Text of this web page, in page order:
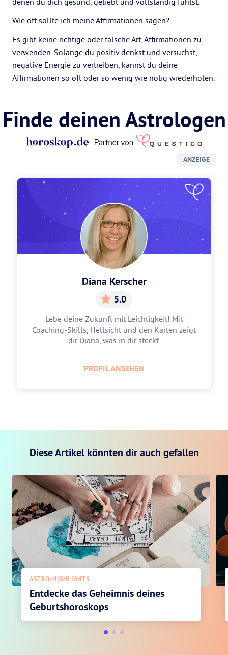
Wie oft sollte ich meine Affirmationen sagen?
Es gibt keine richtige oder falsche Art, Affirmationen zu
verwenden. Solange du positiv denkst und versuchst,
negative Energie zu vertreiben, kannst du deine
Affirmationen so oft oder so wenig wie nötig wiederholen.
Finde deinen Astrologen
ANZEIGE
Diana Kerscher
5.0
Lebe deine Zukunft mit Leichtigkeit! Mit
Coaching-Skills, Hellsicht und den Karten zeigt
dir Diana, was in dir steckt.
PROFIL ANSEHEN
Diese Artikel könnten dir auch gefallen
ASTRO-HIGHLIGHTS
Entdecke das Geheimnis deines
Geburtshoroskops